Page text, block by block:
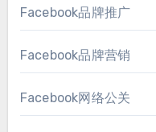
Facebook品牌推广
Facebook品牌营销
Facebook网络公关